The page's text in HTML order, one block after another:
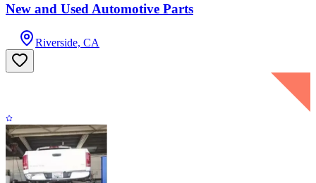
New and Used Automotive Parts
Riverside, CA